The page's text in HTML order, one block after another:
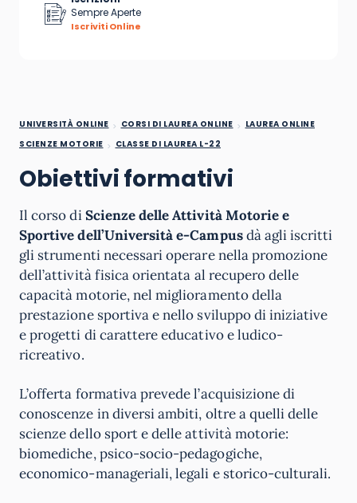
Sempre Aperte
Iscriviti Online
UNIVERSITÀ ONLINE CORSI DI LAUREA ONLINE
LAUREA ONLINE
SCIENZE MOTORIE
CLASSE DI LAUREA L-22
Obiettivi formativi
Il corso diScienze delle Attività Motorie e
Sportive dell’Università e-Campusdà agli iscritti
gli strumenti necessari operare nella promozione
dell’attività fisica orientata al recupero delle
capacità motorie, nel miglioramento della
prestazione sportiva e nello sviluppo di iniziative
e progetti di carattere educativo e ludico-
ricreativo.
L’offerta formativa prevede l’acquisizione di
conoscenze in diversi ambiti, oltre a quelli delle
scienze dello sport e delle attività motorie:
biomediche, psico-socio-pedagogiche,
economico-manageriali, legali e storico-culturali.